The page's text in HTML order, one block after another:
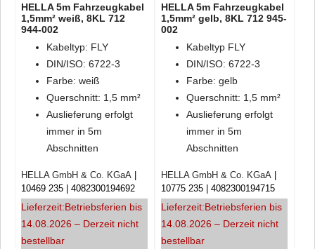
HELLA 5m Fahrzeugkabel
1,5mm² weiß, 8KL 712
944-002
Kabeltyp: FLY
DIN/ISO: 6722-3
Farbe: weiß
Querschnitt: 1,5 mm²
Auslieferung erfolgt
immer in 5m
Abschnitten
HELLA GmbH & Co. KGaA
10469 235
4082300194692
Lieferzeit:Betriebsferien bis
14.08.2026 – Derzeit nicht
bestellbar
HELLA 5m Fahrzeugkabel
1,5mm² gelb, 8KL 712 945-
002
Kabeltyp FLY
DIN/ISO: 6722-3
Farbe: gelb
Querschnitt: 1,5 mm²
Auslieferung erfolgt
immer in 5m
Abschnitten
HELLA GmbH & Co. KGaA
10775 235
4082300194715
Lieferzeit:Betriebsferien bis
14.08.2026 – Derzeit nicht
bestellbar